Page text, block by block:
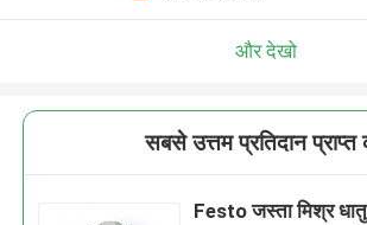
और देखो
सबसे उत्तम प्रतिदान प्राप्त
Festo जस्ता मिश्र